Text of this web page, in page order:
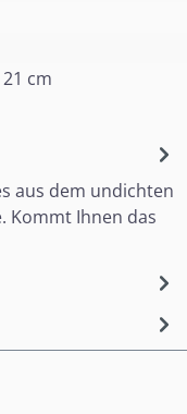
cm
aus dem undichten
Kommt Ihnen das